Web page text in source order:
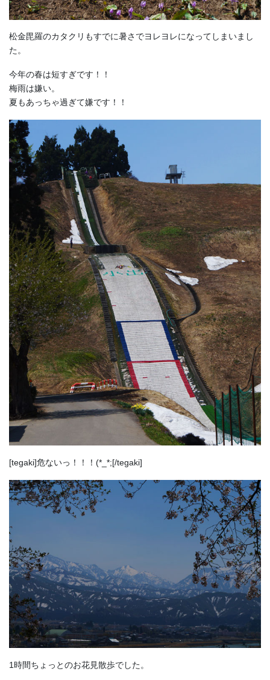
松金毘羅のカタクリもすでに暑さでヨレヨレになってしまいまし
た。
今年の春は短すぎです！！
梅雨は嫌い。
夏もあっちゃ過ぎて嫌です！！
[tegaki]危ないっ！！！(*_*;[/tegaki]
1時間ちょっとのお花見散歩でした。